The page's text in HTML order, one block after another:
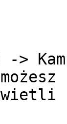
->